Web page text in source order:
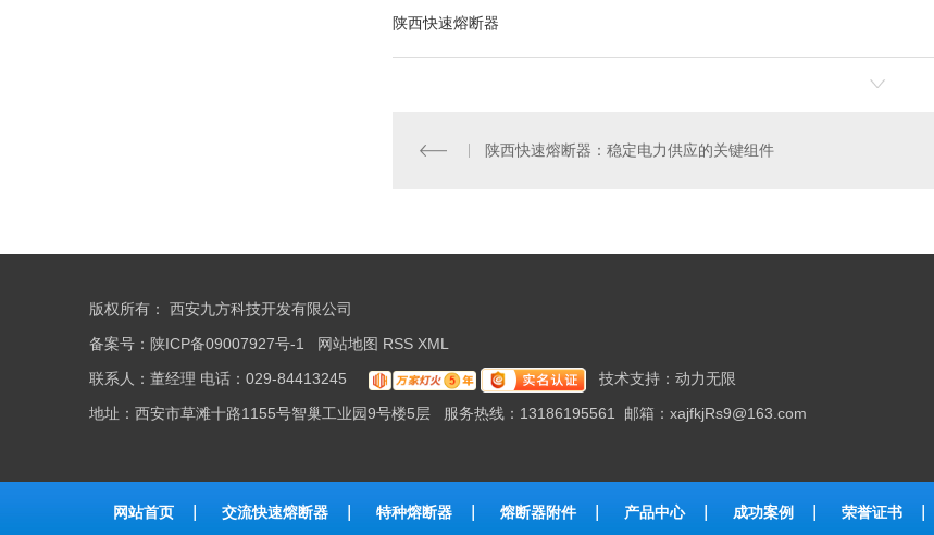
陕西快速熔断器
陕西快速熔断器：稳定电力供应的关键组件
版权所有： 西安九方科技开发有限公司
备案号： 陕ICP备09007927号-1 网站地图 RSS XML
联系人：董经理 电话：029-84413245
技术支持： 动力无限
地址：西安市草滩十路1155号智巢工业园9号楼5层 服务热线：13186195561 邮箱：xajfkjRs9@163.com
网站首页 交流快速熔断器 特种熔断器 熔断器附件 产品中心 成功案例 荣誉证书